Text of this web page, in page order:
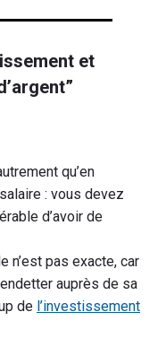
et
qu’en
: vous devez
d’avoir de
n’est pas exacte, car
auprès de sa
de l’investissement